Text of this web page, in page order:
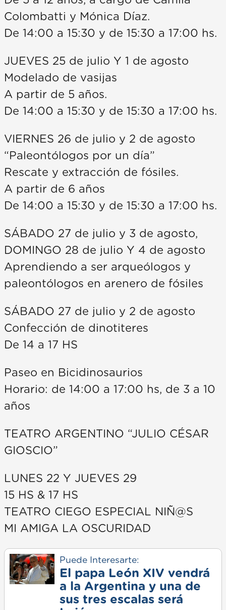
Colombatti y Mónica Díaz.
De 14:00 a 15:30 y de 15:30 a 17:00 hs.
JUEVES 25 de julio Y 1 de agosto
Modelado de vasijas
A partir de 5 años.
De 14:00 a 15:30 y de 15:30 a 17:00 hs.
VIERNES 26 de julio y 2 de agosto
“Paleontólogos por un día”
Rescate y extracción de fósiles.
A partir de 6 años
De 14:00 a 15:30 y de 15:30 a 17:00 hs.
SÁBADO 27 de julio y 3 de agosto,
DOMINGO 28 de julio Y 4 de agosto
Aprendiendo a ser arqueólogos y
paleontólogos en arenero de fósiles
SÁBADO 27 de julio y 2 de agosto
Confección de dinotiteres
De 14 a 17 HS
Paseo en Bicidinosaurios
Horario: de 14:00 a 17:00 hs, de 3 a 10
años
TEATRO ARGENTINO “JULIO CÉSAR
GIOSCIO”
LUNES 22 Y JUEVES 29
15 HS & 17 HS
TEATRO CIEGO ESPECIAL NIÑ@S
MI AMIGA LA OSCURIDAD
Puede Interesarte:
El papa León XIV vendrá
a la Argentina y una de
sus tres escalas será